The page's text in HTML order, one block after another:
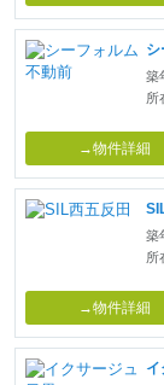
シ
築
所
→物件詳細
築
所
→物件詳細
イ